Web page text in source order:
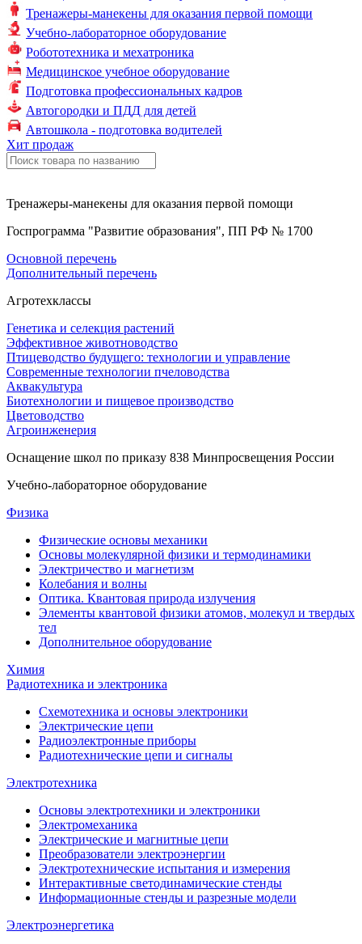
Тренажеры-манекены для оказания первой помощи
Учебно-лабораторное оборудование
Робототехника и мехатроника
Медицинское учебное оборудование
Подготовка профессиональных кадров
Автогородки и ПДД для детей
Автошкола - подготовка водителей
Хит продаж
Тренажеры-манекены для оказания первой помощи
Госпрограмма "Развитие образования", ПП РФ № 1700
Основной перечень
Дополнительный перечень
Агротехклассы
Генетика и селекция растений
Эффективное животноводство
Птицеводство будущего: технологии и управление
Современные технологии пчеловодства
Аквакультура
Биотехнологии и пищевое производство
Цветоводство
Агроинженерия
Оснащение школ по приказу 838 Минпросвещения России
Учебно-лабораторное оборудование
Физика
Физические основы механики
Основы молекулярной физики и термодинамики
Электричество и магнетизм
Колебания и волны
Оптика. Квантовая природа излучения
Элементы квантовой физики атомов, молекул и твердых
тел
Дополнительное оборудование
Химия
Радиотехника и электроника
Схемотехника и основы электроники
Электрические цепи
Радиоэлектронные приборы
Радиотехнические цепи и сигналы
Электротехника
Основы электротехники и электроники
Электромеханика
Электрические и магнитные цепи
Преобразователи электроэнергии
Электротехнические испытания и измерения
Интерактивные светодинамические стенды
Информационные стенды и разрезные модели
Электроэнергетика